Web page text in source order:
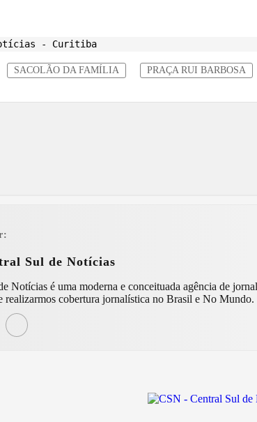
- Curitiba
SACOLÃO DA FAMÍLIA PRAÇA RUI BARBOSA
Sul de Notícias
moderna e conceituada agência de jornalismo do sul do país. Estamos presentes nos estados do Paraná, Santa
realizarmos cobertura jornalística no Brasil e No Mundo.